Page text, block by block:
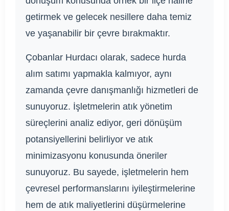
getirmek ve gelecek nesillere daha temiz
ve yaşanabilir bir çevre bırakmaktır.
Çobanlar Hurdacı olarak, sadece hurda
alım satımı yapmakla kalmıyor, aynı
zamanda çevre danışmanlığı hizmetleri de
sunuyoruz. İşletmelerin atık yönetim
süreçlerini analiz ediyor, geri dönüşüm
potansiyellerini belirliyor ve atık
minimizasyonu konusunda öneriler
sunuyoruz. Bu sayede, işletmelerin hem
çevresel performanslarını iyileştirmelerine
hem de atık maliyetlerini düşürmelerine